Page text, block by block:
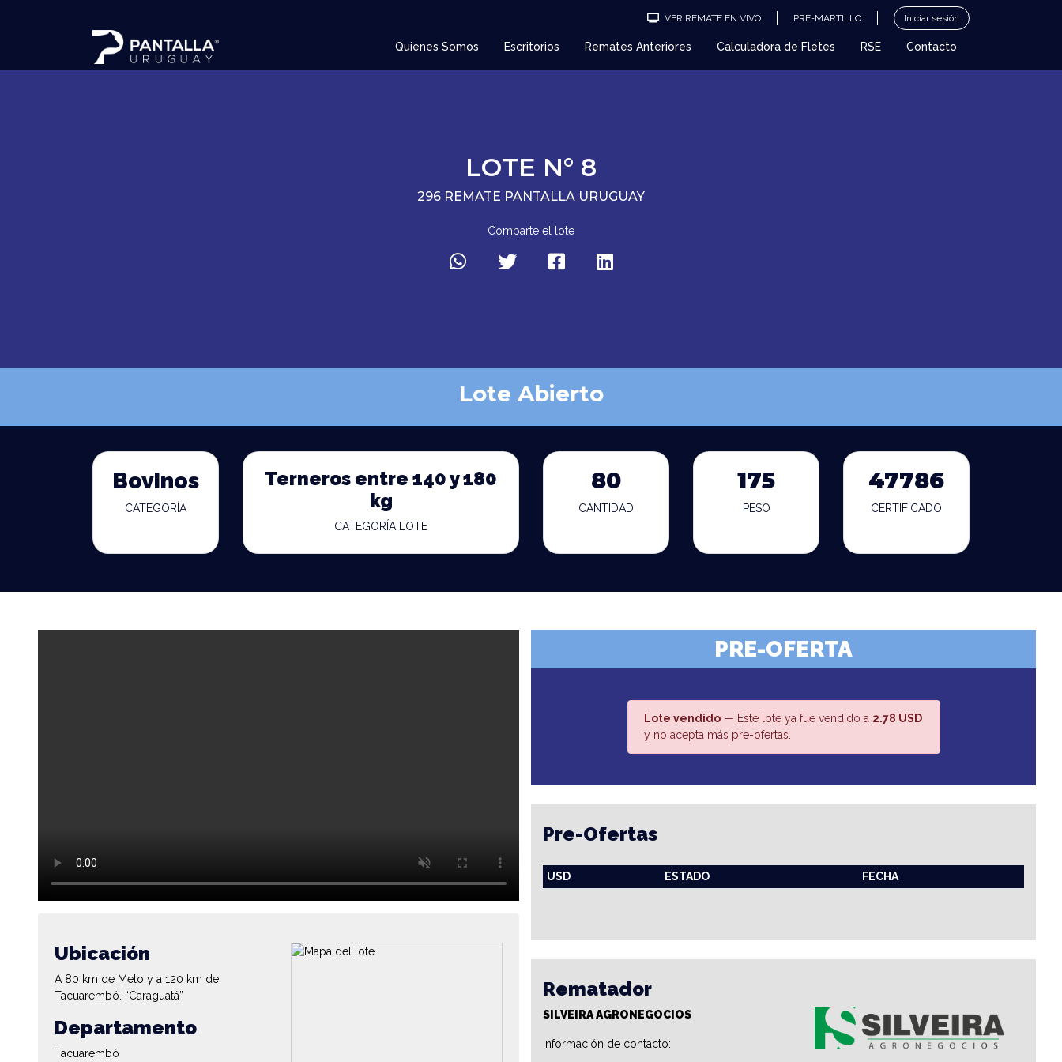
VER REMATE EN VIVO PRE-MARTILLO Iniciar sesión
Quienes Somos Escritorios Remates Anteriores Calculadora de Fletes RSE Contacto
LOTE N° 8
296 REMATE PANTALLA URUGUAY
Comparte el lote
Lote Abierto
Bovinos
CATEGORÍA
Terneros entre 140 y 180
kg
CATEGORÍA LOTE
80
CANTIDAD
175
PESO
47786
CERTIFICADO
Ubicación
A 80 km de Melo y a 120 km de
Tacuarembó. “Caraguatá”
Departamento
Tacuarembó
PRE-OFERTA
Lote vendido— Este lote ya fue vendido a 2.78 USD
y no acepta más pre-ofertas.
Pre-Ofertas
USD ESTADO FECHA
Rematador
SILVEIRA AGRONEGOCIOS
Información de contacto: